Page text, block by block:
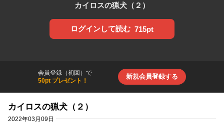
カイロスの猟犬（２）
ログインして読む 715pt
会員登録（初回）で
50pt プレゼント！
新規会員登録する
カイロスの猟犬（２）
2022年03月09日